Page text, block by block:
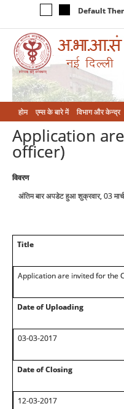
Default
होम एम्‍स के बारे में विभाग और केन्‍द्र
Application
officer)
विवरण
अंतिम बार अपडेट हुआ शुक्रवार, 03
Title
Application are invited for the
Date of Uploading
03-03-2017
Date of Closing
12-03-2017